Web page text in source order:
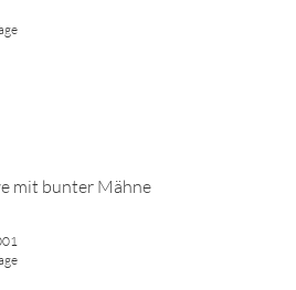
mit bunter Mähne